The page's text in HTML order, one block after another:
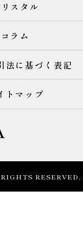
スタル
コラム
法に基づく表記
トマップ
RESERVED.